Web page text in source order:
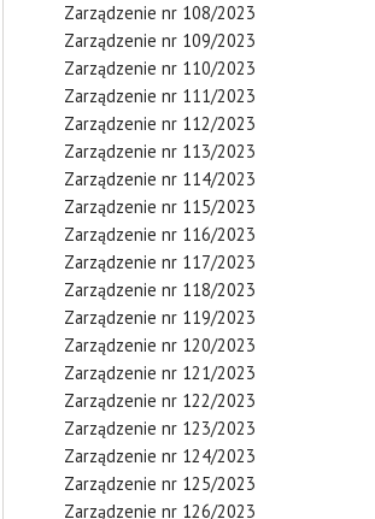
Zarządzenie nr 108/2023
Zarządzenie nr 109/2023
Zarządzenie nr 110/2023
Zarządzenie nr 111/2023
Zarządzenie nr 112/2023
Zarządzenie nr 113/2023
Zarządzenie nr 114/2023
Zarządzenie nr 115/2023
Zarządzenie nr 116/2023
Zarządzenie nr 117/2023
Zarządzenie nr 118/2023
Zarządzenie nr 119/2023
Zarządzenie nr 120/2023
Zarządzenie nr 121/2023
Zarządzenie nr 122/2023
Zarządzenie nr 123/2023
Zarządzenie nr 124/2023
Zarządzenie nr 125/2023
Zarządzenie nr 126/2023